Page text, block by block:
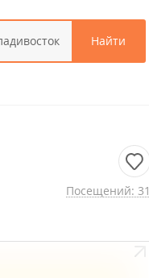
Найти
Посещений: 31